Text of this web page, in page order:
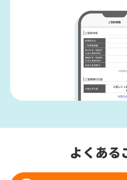
よくある